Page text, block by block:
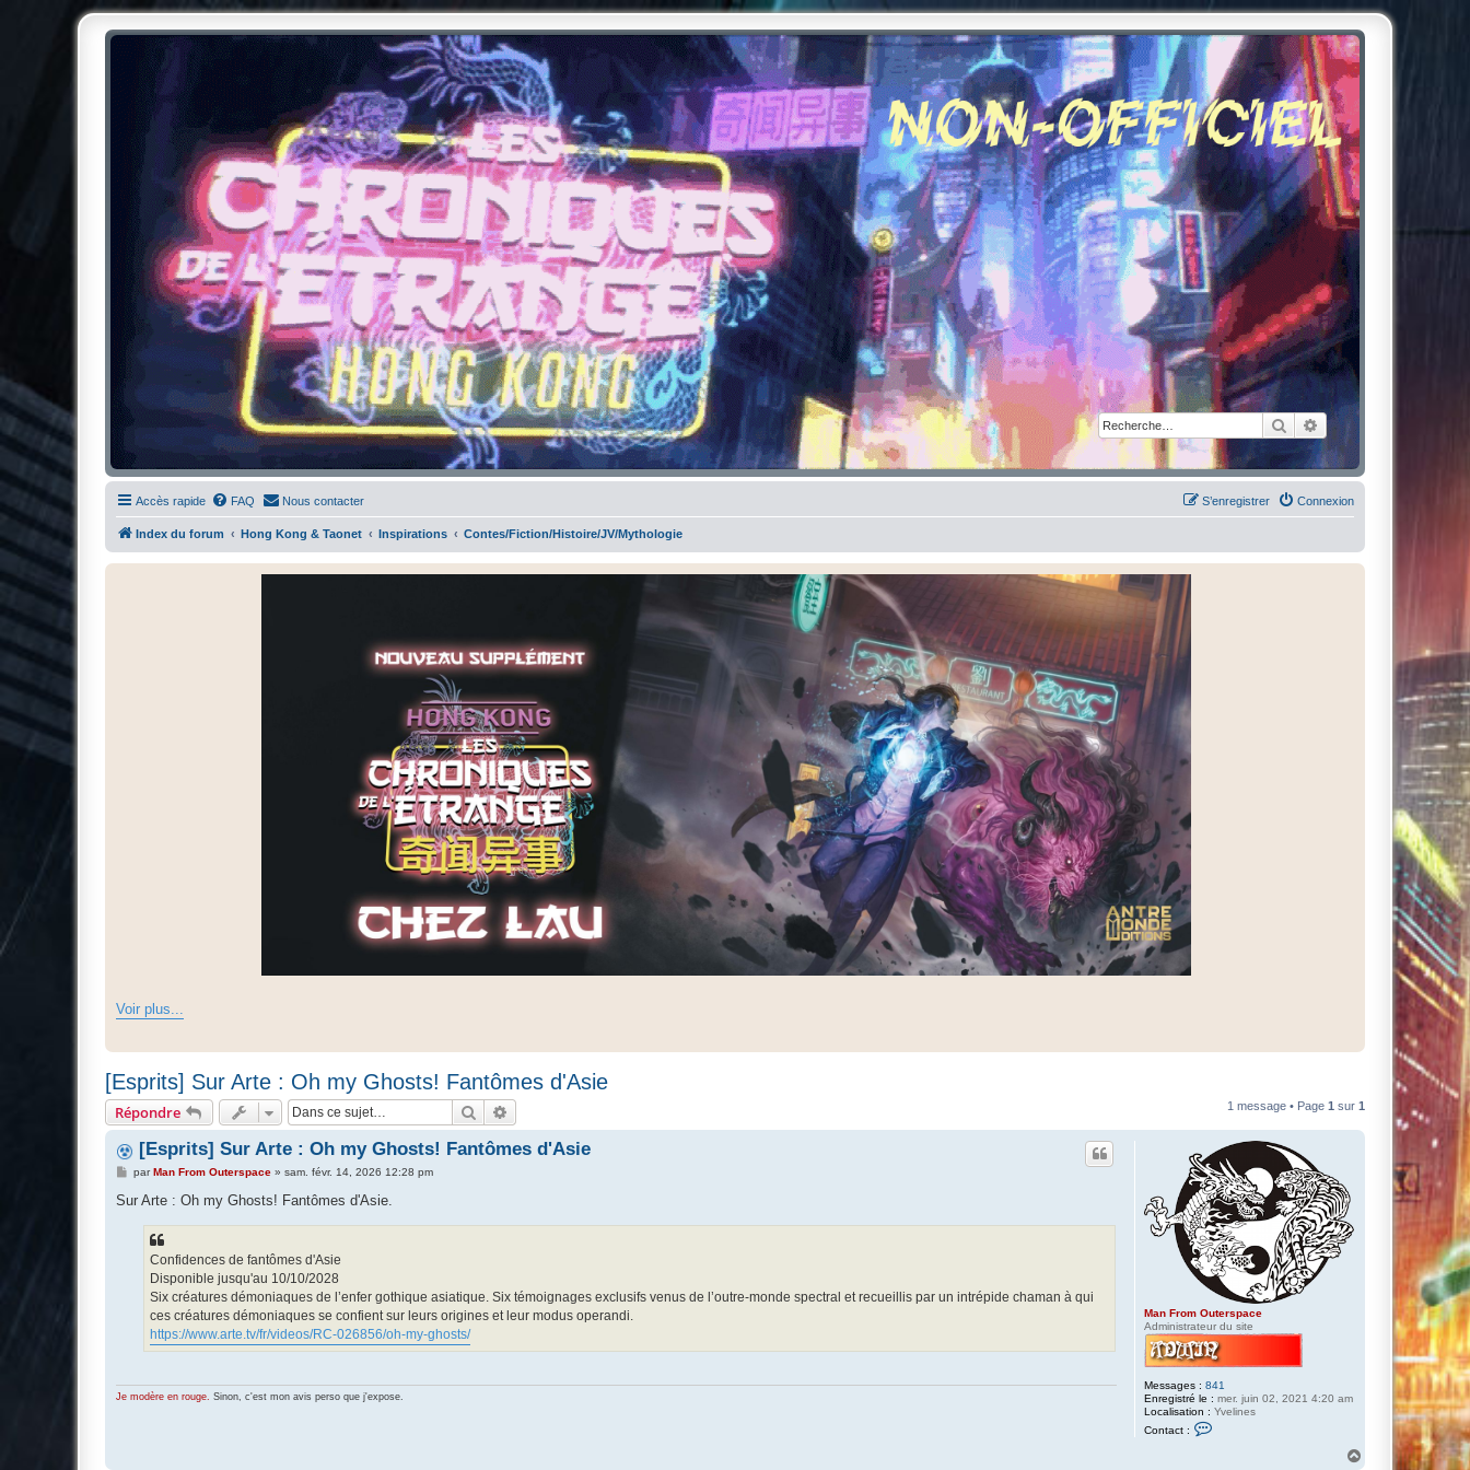
RechercherRecherche avancée
Chroniques de l'Étrange NO
Pour les amateurs des Chroniques de l'Étrange
Accès rapide FAQ Nous contacter Connexion
S’enregistrer
Index du forum Hong Kong & Taonet Inspirations Contes/Fiction/Histoire/JV/Mythologie
Voir plus...
[Esprits] Sur Arte : Oh my Ghosts! Fantômes d'Asie
Répondre Rechercher 1 message • Page 1 sur 1
Man From Outerspace
Administrateur du site
Messages : 841
Enregistré le : mer. juin 02, 2021 4:20 am
Localisation : Yvelines
Contact :
[Esprits] Sur Arte : Oh my Ghosts! Fantômes d'Asie
M
s
parMan From Outerspace» sam. févr. 14, 2026 12:28 pm
Sur Arte : Oh my Ghosts! Fantômes d'Asie.
Confidences de fantômes d'Asie
Disponible jusqu'au 10/10/2028
Six créatures démoniaques de l’enfer gothique asiatique. Six témoignages exclusifs venus de l’outre-monde spectral et recueillis par un intrépide chaman à qui
ces créatures démoniaques se confient sur leurs origines et leur modus operandi.
https://www.arte.tv/fr/videos/RC-026856/oh-my-ghosts/
Je modère en rouge. Sinon, c'est mon avis perso que j'expose.